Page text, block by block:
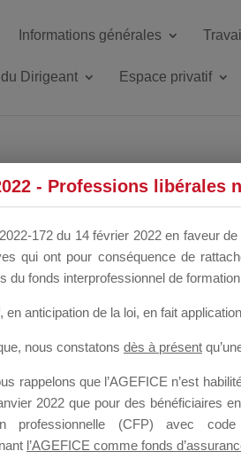
Informations générales
Dirigeant Espace privatif
Public il y a un mois
de Formation qui souhaitent
au support sur lequel il est
- Professions libérales
172 du 14 février 2022 en faveur
qui ont pour conséquence de
du fonds interprofessionnel de
en anticipation de la loi, en fait
nous constatons dès à présent
rappelons que l’AGEFICE n’est
2022 que pour des bénéficiaires
professionnelle (CFP) avec
l’AGEFICE comme fonds